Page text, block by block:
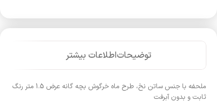
توضیحاتاطلاعات بیشتر
ملحفه با جنس ساتن نخ، طرح ماه خرگوش بچه گانه عرض 1.5 متر رنگ
ثابت و بدون آبرفت